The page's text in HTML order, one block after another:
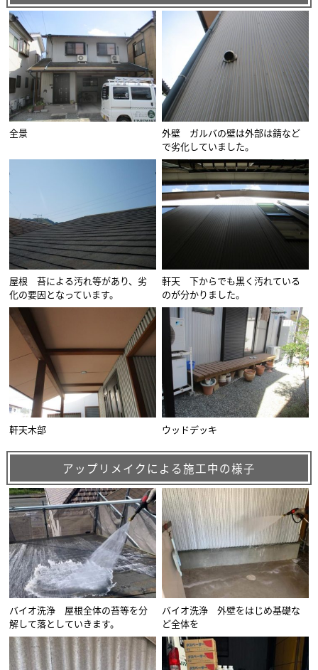
全景
外壁 ガルバの壁は外部は錆など
で劣化していました。
屋根 苔による汚れ等があり、劣
化の要因となっています。
軒天 下からでも黒く汚れている
のが分かりました。
軒天木部 ウッドデッキ
アップリメイクによる施工中の様子
バイオ洗浄 屋根全体の苔等を分
解して落としていきます。
バイオ洗浄 外壁をはじめ基礎な
ど全体を